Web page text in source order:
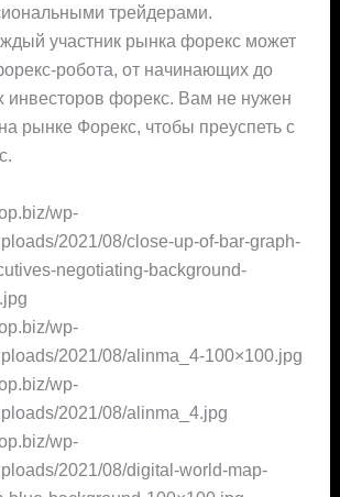
трейдерами.
участник рынка форекс может
робота, от начинающих до
форекс. Вам не нужен
рынке Форекс, чтобы преуспеть с
wp-
2021/08/close-up-of-bar-graph-
negotiating-background-
wp-
2021/08/alinma_4-100×100.jpg
wp-
2021/08/alinma_4.jpg
wp-
2021/08/digital-world-map-